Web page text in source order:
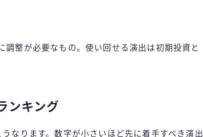
整が必要なもの。使い回せる演出は初期投資と
ンキング
なります。数字が小さいほど先に着手すべき演出